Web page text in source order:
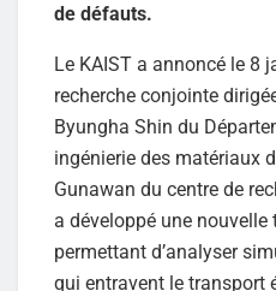
de défauts.
Le KAIST a annoncé le 8
recherche conjointe
Byungha Shin du
ingénierie des matériaux
Gunawan du centre de
a développé une nouvelle
permettant d’analyser
qui entravent le transport